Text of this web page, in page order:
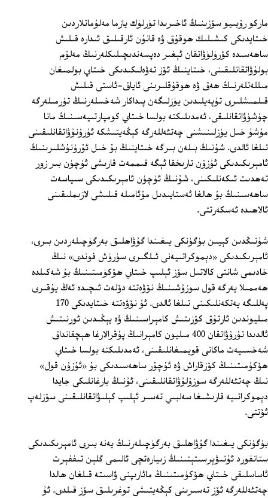
ماركو رۇبىيو سۆزىنىڭ ئاخىرىدا تۈرلۈك يازما مەلۇماتلاردىن
خىتايدىكى كىشىلىك ھوقۇق ۋە قانۇن ئارقىلىق ئىدارە قىلىش
ساھەسىدە كۆرۈلۈۋاتقان ئېغىر دەپسەندىچىلىكلەرنىڭ مەلۇم
بولۇۋاتقانلىقىنى، خىتاينىڭ ئۆز تەۋەلىكىدىكى خىتاي بولمىغان
مىللەتلەرنىڭ ھەق ۋە ھوقۇقلىرىنى ئاياق-ئاستى قىلىش
قىلمىشلىرى تۈپەيلىدىن يۈزلىگەن پىداكار شەخسلەرنىڭ تۈرمىلەرگە
چۈشۈۋاتقانلىقى، ئەمدىلىكتە بولسا خىتاي كومپارتىيەسىنىڭ مانا
مۇشۇ خىل يۈزلىنىشنى چەتئەللەرگە كېڭەيتىشكە ئۇرۇنۇۋاتقانلىقىنى
تىلغا ئالدى. شۇنىڭ بىلەن بىرگە خىتاينىڭ بۇ خىل ئۇرۇنۇشلىرىنىڭ
ئامېرىكىدىكى ئۇزۇن تارىخقا ئېگە قىممەت قارىشى ئۈچۈن بىر زور
تەھدىت ئىكەنلىكىنى، شۇنىڭ ئۈچۈن ئامېرىكىدىكى سىياسەت
ساھەسىنىڭ بۇ ھالغا ئەستايىدىل مۇئامىلە قىلىشى لازىملىقىنى
ئالاھىدە ئەسكەرتتى.
شۇنىڭدىن كېيىن بۈگۈنكى يىغىندا گۇۋاھلىق بەرگۈچىلەردىن بىرى،
ئامېرىكىدىكى «دېموكراتىيەنى ئىلگىرى سۈرۈش فوندى» نىڭ
خادىمى شانتى كالاتىل سۆز ئېلىپ خىتاي ھۆكۈمىتىنىڭ بۇ شەكىلدە
ھەممىلا يەرگە قول سوزۇشىنىڭ نۆۋەتتە دۆلەت ئىچىدە ئەڭ يۇقىرى
پەللىگە يەتكەنلىكىنى تىلغا ئالدى. ئۇ نۆۋەتتە خىتايدىكى 170
مىليوندىن ئارتۇق كۆزىتىش كامېراسىنىڭ ۋە يېڭىدىن ئورنىتىش
ئالدىدا تۇرۇۋاتقان 400 مىليون كامېرانىڭ پۇقرالارغا ھېچقانداق
شەخسىيەت ماكانى قويمىغانلىقىنى، ئەمدىلىكتە بولسا خىتاي
ھۆكۈمىتىنىڭ كۆزقاراش ۋە ئۇچۇر ساھەسىدىكى بۇ «ئۇزۇن قول»
نىڭ چەتئەللەرگە سوزۇلۇۋاتقانلىقىنى، ئۇنىڭ بارغانلىكى جايدا
دېموكراتىيە قارىشىغا سەلبىي تەسىر ئېلىپ كېلىۋاتقانلىقىنى سۆزلەپ
ئۆتتى.
بۈگۈنكى يىغىندا گۇۋاھلىق بەرگۈچىلەرنىڭ يەنە بىرى ئامېرىكىدىكى
ستانفورد ئۇنىۋېرسىتېتىنىڭ زىيارەتچى ئالىمى گلېن تىففېرت
ئاساسلىقى خىتاي ھۆكۈمىتىنىڭ مائارىپنى ۋاسىتە قىلغان ھالدا
چەتئەللەرگە ئۆز تەسىرىنى كېڭەيتىشى توغرىلىق سۆز قىلدى. ئۇ